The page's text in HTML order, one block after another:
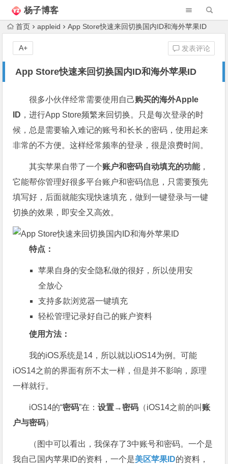
杨子博客
首页 appleid App Store快速来回切换国内ID和海外苹果ID
App Store快速来回切换国内ID和海外苹果ID
发表评论
A+
很多小伙伴经常需要使用自己购买的海外Apple
ID ，进行App Store频繁来回切换。只是每次登录的时
候，总是需要输入难记的账号和长长的密码，使用起来
非常的不方便。这样经常频率的登录，很是浪费时间。
其实苹果自带了一个账户和密码自动填充的功能，
它能帮你管理好很多平台账户和密码信息，只需要预先
填写好，后面就能实现快速填充，做到一键登录与一键
切换的效果，即安全又高效。
特点：
苹果自身的安全隐私做的很好，所以使用安
全放心
支持多款浏览器一键填充
轻松管理记录好自己的账户资料
使用方法：
我的iOS系统是14，所以就以iOS14为例。可能
iOS14之前的界面有所不太一样，但是并不影响，原理
一样就行。
iOS14的“密码”在：设置→密码 （iOS14之前的叫 账
户与密码）
（图中可以看出，我保存了3中账号和密码。一个是
我自己国内苹果ID的资料，一个是美区苹果ID的资料，